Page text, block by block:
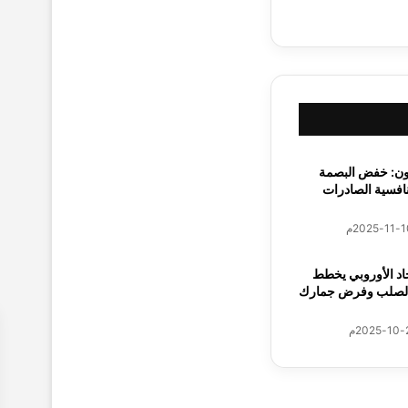
خفض البصمة
الصادرات
الأوروبي يخطط
وفرض جمارك